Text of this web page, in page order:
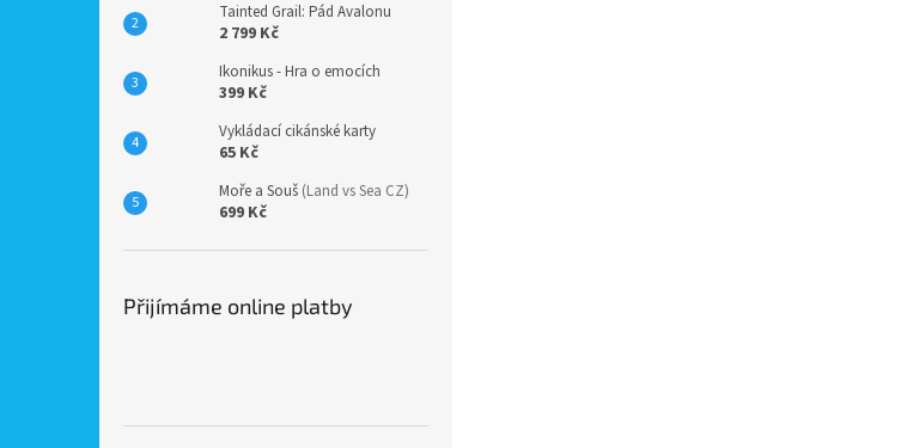
Tainted Grail: Pád Avalonu
2 799 Kč
Ikonikus - Hra o emocích
399 Kč
Vykládací cikánské karty
65 Kč
Moře a Souš (Land vs Sea CZ)
699 Kč
Přijímáme online platby